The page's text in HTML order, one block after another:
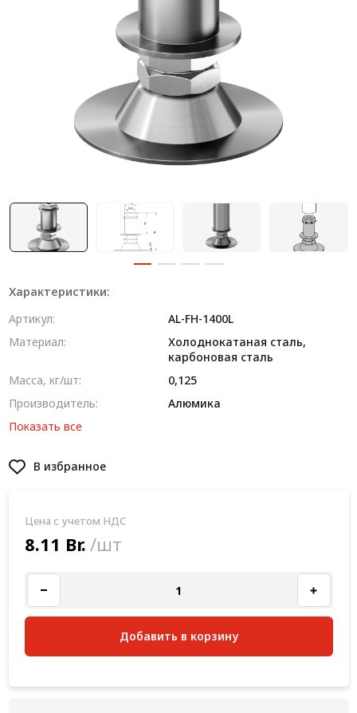
Система V-паза NEW!
Алюминиевые промышленные ограждения
Алюминиевая промышленная мебель
Крейты и кассеты Subrack systems
Профиль строительного назначения
Радиаторный алюминиевый профиль NEW!
Лист алюминиевый
Метрический крепеж
Конструкции из профиля
Услуги дополнительной обработки профиля
Характеристики:
Артикул:
AL-FH-1400L
Материал:
Холоднокатаная сталь,
карбоновая сталь
Масса, кг/шт:
0,125
Производитель:
Алюмика
Показать все
В избранное
Цена с учетом НДС
8.11 Br. /шт
Добавить в корзину